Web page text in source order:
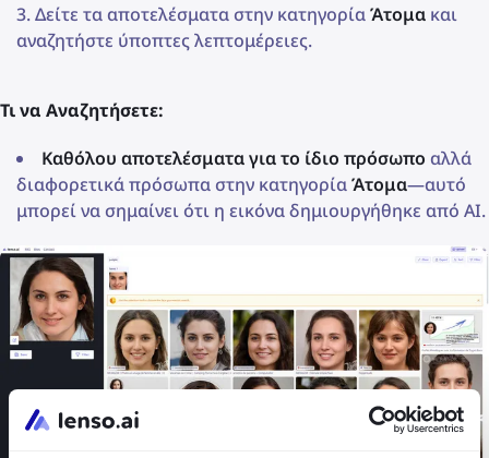
Δείτε τα αποτελέσματα στην κατηγορίαΆτομα και
αναζητήστε ύποπτες λεπτομέρειες.
Τι να Αναζητήσετε:
Καθόλου αποτελέσματα για το ίδιο πρόσωπο αλλά
διαφορετικά πρόσωπα στην κατηγορίαΆτομα—αυτό
μπορεί να σημαίνει ότι η εικόνα δημιουργήθηκε από AI.